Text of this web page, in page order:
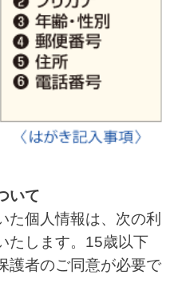
いて
た個人情報は、次の利
たします。15歳以下
護者のご同意が必要で